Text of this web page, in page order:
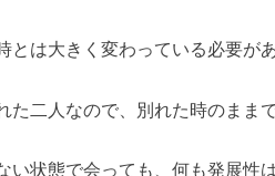
は大きく変わっている必要が
二人なので、別れた時のまま
状態で会っても、何も発展性